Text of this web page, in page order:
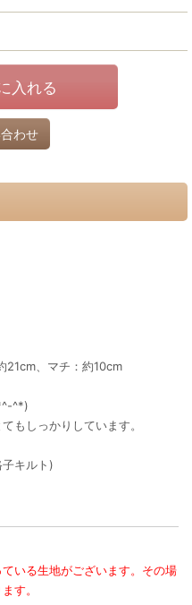
入れる
わせ
21cm、マチ：約10cm
^*)
もしっかりしています。
キルト)
いる生地がございます。その場
す。